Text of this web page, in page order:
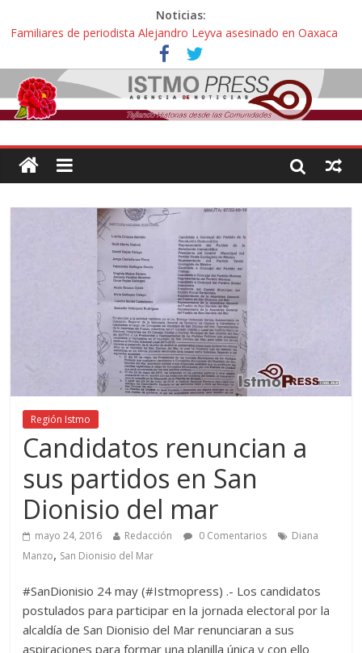
Noticias:
Familiares de periodista Alejandro Leyva asesinado en Oaxaca
protestan y exigen justicia en desfile de delegaciones
Alertan pescadores de Juchitán, Oaxaca de nuevo despojo de su
territorio para construir un parque eólico
Pescadores y comuneros ikoots detienen la extracción ilegal de
material pétreo de gravera Oyamel
ahora pescadores de Salinas del Marqués denuncian daños de
Pemex
Región Istmo
Candidatos renuncian a
sus partidos en San
Dionisio del mar
mayo 24, 2016 Redacción 0 Comentarios
Diana
Manzo, San Dionisio del Mar
#SanDionisio 24 may (#Istmopress) .- Los candidatos
postulados para participar en la jornada electoral por la
alcaldía de San Dionisio del Mar renunciaran a sus
aspiraciones para formar una planilla única y con ello